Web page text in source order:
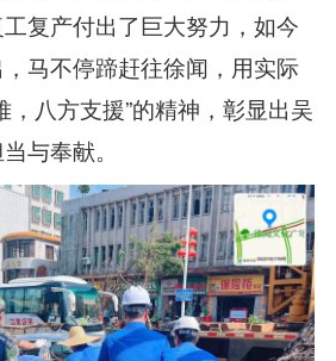
复产付出了巨大努力，如今
马不停蹄赶往徐闻，用实际
，八方支援”的精神，彰显出吴
与奉献。